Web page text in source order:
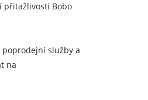
přitažlivosti Bobo
služby a
na